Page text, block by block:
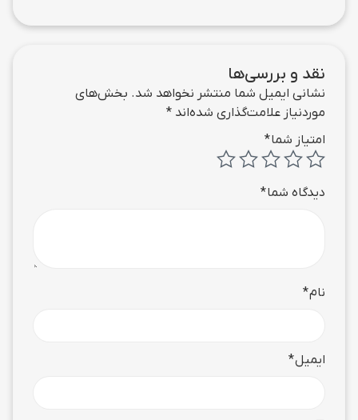
نقد و بررسی‌ها
نشانی ایمیل شما منتشر نخواهد شد. بخش‌های
موردنیاز علامت‌گذاری شده‌اند *
امتیاز شما*
دیدگاه شما*
نام*
ایمیل*